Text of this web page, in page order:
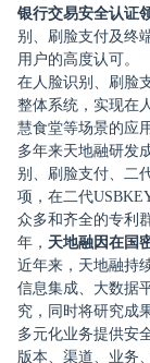
银行交易安全认证
别、刷脸支付及终
用户的高度认可。
在人脸识别、刷脸
整体系统，实现在
慧食堂等场景的应
多年来天地融研发
别、刷脸支付、二
项，在二代
众多和齐全的专利
年， 天地融因在国
近年来，天地融持
信息集成、大数据
究，同时将研究成
多元化业务提供安
版本、渠道、业务